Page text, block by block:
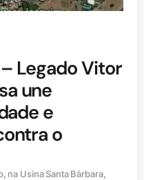
Legado Vitor
une
e
o
na Usina Santa Bárbara,